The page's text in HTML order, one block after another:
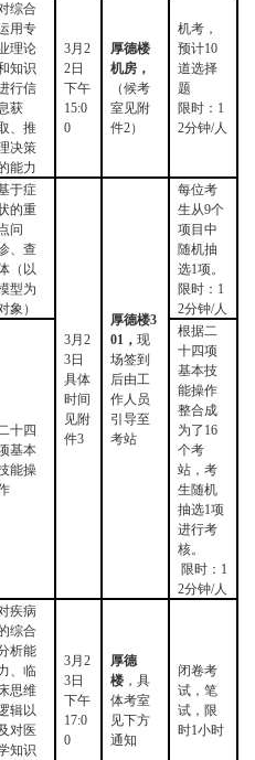
综合
用专
理论
知识
行信
获
、推
决策
能力
3月2
2日
下午
15:0
0
厚德楼
机房 ，
（候考
室见附
件2）
机考，
预计10
道选择
题
限时： 1
2分钟/人
于症
的重
问
、查
（以
型为
象）
3月2
3日
具体
时间
见附
件3
厚德楼3
01， 现
场签到
后由工
作人员
引导至
考站
每位考
生从9个
项目中
随机抽
选1项。
限时： 1
2分钟/人
十四
基本
能操
根据二
十四项
基本技
能操作
整合成
为了 16
个考
站，考
生随机
抽选1项
进行考
核。
限时： 1
2分钟/人
疾病
综合
析能
、临
思维
辑以
对医
知识
3月2
3日
下午
17:0
0
厚德
楼 ，具
体考室
见下方
通知
闭卷考
试，笔
试，限
时1小时